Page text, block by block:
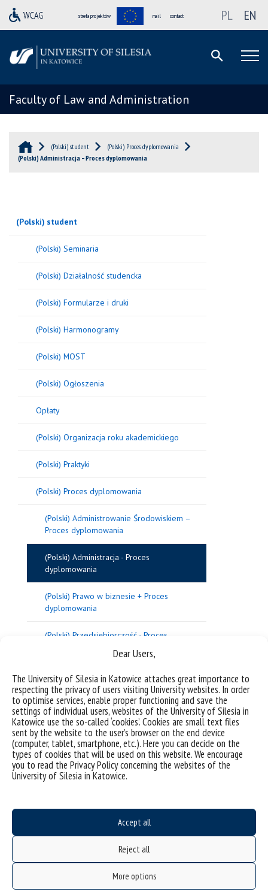
Dear Users,
The University of Silesia in Katowice attaches great importance to
respecting the privacy of users visiting University websites. In order
to optimise services, enable proper functioning and save the
settings of individual users, websites of the University of Silesia in
Katowice use the so-called ‘cookies’. Cookies are small text files
sent by the website to the user’s browser on the end device
(computer, tablet, smartphone, etc.). Here you can decide on the
types of cookies that will be used on this website. We encourage
you to read the Privacy Policy concerning the websites of the
University of Silesia in Katowice.
Accept all
Reject all
More options
strefa projektów mail contact PL EN
Faculty of Law and Administration
(Polski) student
(Polski) Proces dyplomowania
(Polski) Administracja – Proces dyplomowania
[/vc_column_text][/vc_column][/vc_row][/vc_column_text][/vc_column]
(Polski) student
(Polski) Seminaria
(Polski) Działalność studencka
(Polski) Formularze i druki
(Polski) Harmonogramy
(Polski) MOST
(Polski) Ogłoszenia
Opłaty
(Polski) Organizacja roku akademickiego
(Polski) Praktyki
(Polski) Proces dyplomowania
(Polski) Administrowanie Środowiskiem –
Proces dyplomowania
(Polski) Administracja - Proces
dyplomowania
(Polski) Prawo w biznesie + Proces
dyplomowania
(Polski) Przedsiębiorczość - Proces
(Polski) IBLA - Proces dyplomowania
(Polski) Prawo - Proces dyplomowania
(Polski) Przeniesienia z innych uczelni
Regulaminy
(Polski) Stypendia sprawy socjalne
(Polski) Wsparcie w procesie kształcenia